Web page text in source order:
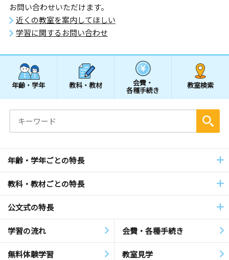
お問い合わせいただけます。
近くの教室を案内してほしい
学習に関するお問い合わせ
年齢・学年 教科・教材 会費・
各種手続き
教室検索
年齢・学年ごとの特長
教科・教材ごとの特長
公文式の特長
学習の流れ 会費・各種手続き
無料体験学習 教室見学